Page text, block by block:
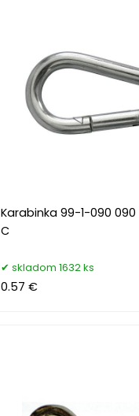
Karabinka 99-1-090 090
C
skladom 1632 ks
0.57 €